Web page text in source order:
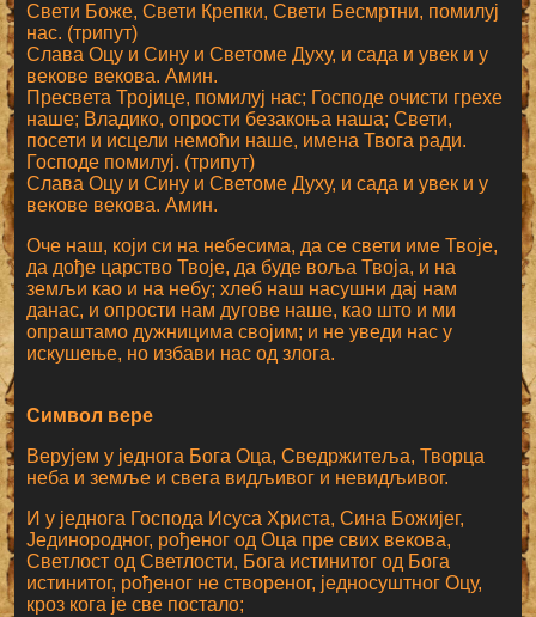
Свети Боже, Свети Крепки, Свети Бесмртни, помилуј
нас. (трипут)
Слава Оцу и Сину и Светоме Духу, и сада и увек и у
векове векова. Амин.
Пресвета Тројице, помилуј нас; Господе очисти грехе
наше; Владико, опрости безакоња наша; Свети,
посети и исцели немоћи наше, имена Твога ради.
Господе помилуј. (трипут)
Слава Оцу и Сину и Светоме Духу, и сада и увек и у
векове векова. Амин.
Оче наш, који си на небесима, да се свети име Твоје,
да дође царство Твоје, да буде воља Твоја, и на
земљи као и на небу; хлеб наш насушни дај нам
данас, и опрости нам дугове наше, као што и ми
опраштамо дужницима својим; и не уведи нас у
искушење, но избави нас од злога.
Символ вере
Верујем у једнога Бога Оца, Сведржитеља, Творца
неба и земље и свега видљивог и невидљивог.
И у једнога Господа Исуса Христа, Сина Божијег,
Јединородног, рођеног од Оца пре свих векова,
Светлост од Светлости, Бога истинитог од Бога
истинитог, рођеног не створеног, једносуштног Оцу,
кроз кога је све постало;